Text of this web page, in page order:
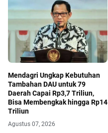
Mendagri Ungkap Kebutuhan
Tambahan DAU untuk 79
Daerah Capai Rp3,7 Triliun,
Bisa Membengkak hingga Rp14
Triliun
Agustus 07, 2026